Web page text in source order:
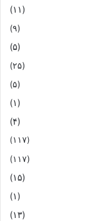
(۱۱)
(۹)
(۵)
(۲۵)
(۵)
(۱)
(۴)
(۱۱۷)
(۱۱۷)
(۱۵)
(۱)
(۱۳)